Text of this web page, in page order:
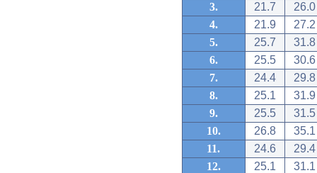
3.
21.7
26.0
4.
21.9
27.2
5.
25.7
31.8
6.
25.5
30.6
7.
24.4
29.8
8.
25.1
31.9
9.
25.5
31.5
10.
26.8
35.1
11.
24.6
29.4
12.
25.1
31.1